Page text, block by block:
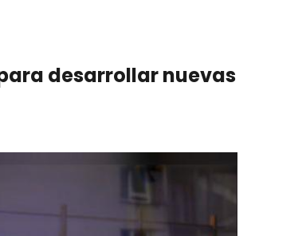
desarrollar nuevas